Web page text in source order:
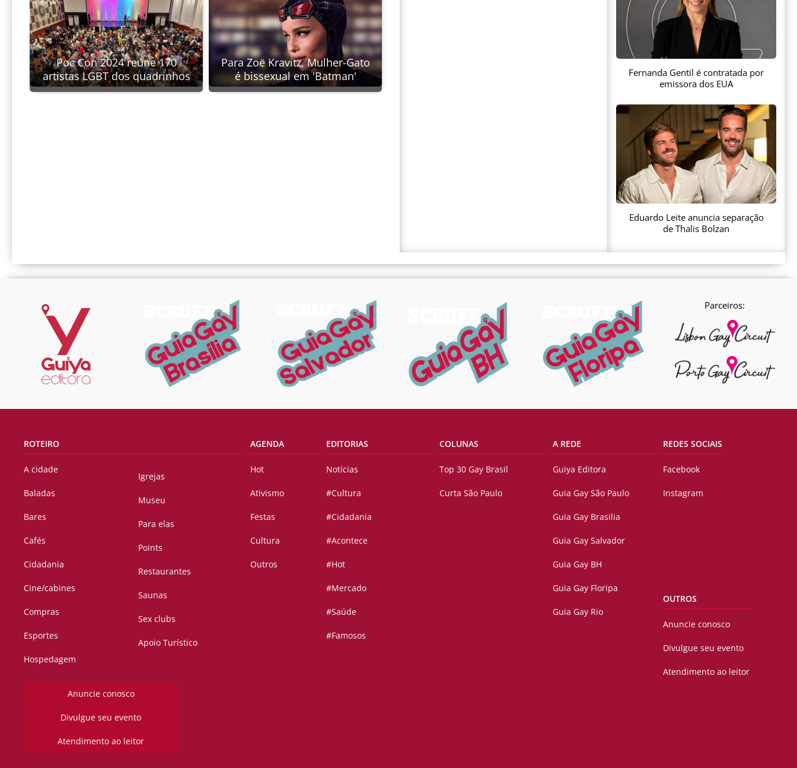
Poc Con 2024 reúne 170
artistas LGBT dos quadrinhos
Para Zoë Kravitz, Mulher-Gato
é bissexual em 'Batman'
Fernanda Gentil é contratada por
emissora dos EUA
Eduardo Leite anuncia separação
de Thalis Bolzan
Parceiros:
ROTEIRO
A cidade
Baladas
Bares
Cafés
Cidadania
Cine/cabines
Compras
Esportes
Hospedagem
Igrejas
Museu
Para elas
Points
Restaurantes
Saunas
Sex clubs
Apoio Turístico
Anuncie conosco
Divulgue seu evento
Atendimento ao leitor
AGENDA
Hot
Ativismo
Festas
Cultura
Outros
EDITORIAS
Notícias
#Cultura
#Cidadania
#Acontece
#Hot
#Mercado
#Saúde
#Famosos
COLUNAS
Top 30 Gay Brasil
Curta São Paulo
A REDE
Guiya Editora
Guia Gay São Paulo
Guia Gay Brasilia
Guia Gay Salvador
Guia Gay BH
Guia Gay Floripa
Guia Gay Rio
REDES SOCIAIS
Facebook
Instagram
OUTROS
Anuncie conosco
Divulgue seu evento
Atendimento ao leitor